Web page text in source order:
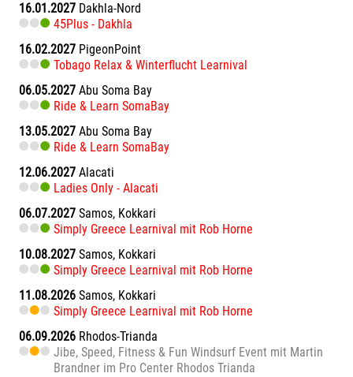
16.01.2027 Dakhla-Nord
45Plus - Dakhla
16.02.2027 PigeonPoint
Tobago Relax & Winterflucht Learnival
06.05.2027 Abu Soma Bay
Ride & Learn SomaBay
13.05.2027 Abu Soma Bay
Ride & Learn SomaBay
12.06.2027 Alacati
Ladies Only - Alacati
06.07.2027 Samos, Kokkari
Simply Greece Learnival mit Rob Horne
10.08.2027 Samos, Kokkari
Simply Greece Learnival mit Rob Horne
11.08.2026 Samos, Kokkari
Simply Greece Learnival mit Rob Horne
06.09.2026 Rhodos-Trianda
Jibe, Speed, Fitness & Fun Windsurf Event mit Martin
Brandner im Pro Center Rhodos Trianda